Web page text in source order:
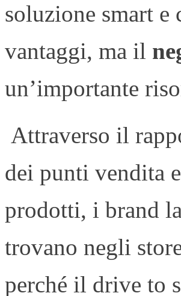
soluzione smart e
vantaggi, ma il
un’importante
Attraverso il
dei punti vendita
prodotti, i brand
trovano negli
perché il drive to